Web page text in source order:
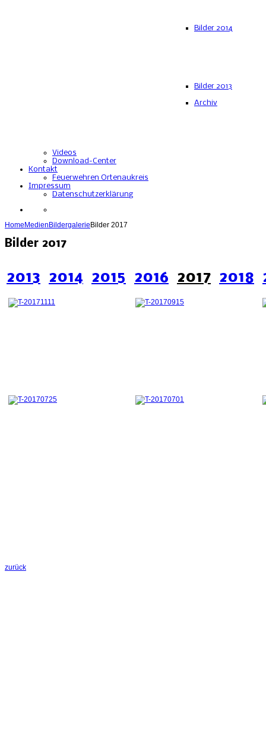
Bilder 2014
Bilder 2013
Archiv
Videos
Download-Center
Kontakt
Feuerwehren Ortenaukreis
Impressum
Datenschutzerklärung
Home Medien Bildergalerie Bilder 2017
Bilder 2017
2013 2014 2015 2016 2017 2018
zurück